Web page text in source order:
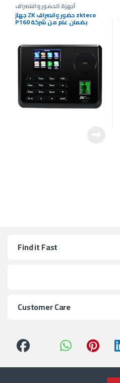
أجهزة الحضور والانصراف
جهاز ZK حضور وانصراف zkteco
P160 بضمان عام من شركة
|SevenCameras
Find it Fast
Customer Care